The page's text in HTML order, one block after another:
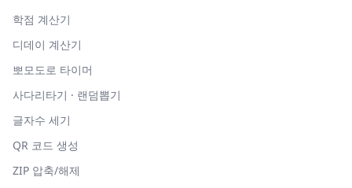
학점 계산기
디데이 계산기
뽀모도로 타이머
사다리타기 · 랜덤뽑기
글자수 세기
QR 코드 생성
ZIP 압축/해제